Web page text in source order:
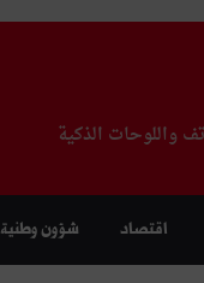
واللوحات الذكية
اقتصاد شؤون وطنية